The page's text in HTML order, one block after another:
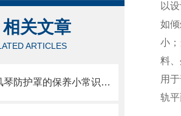
相关文章
ARTICLES
关于耐高温风琴防护罩的保养小常识介绍
以
如
小
料
用
轨